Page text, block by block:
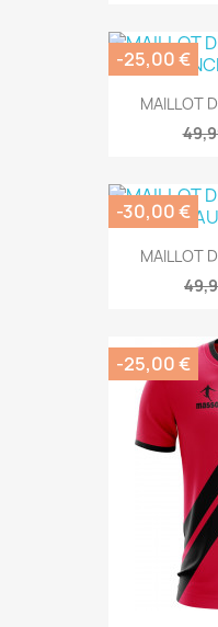
MAILLOT
-25,00 €
MAILLOT
-30,00 €
-25,00 €